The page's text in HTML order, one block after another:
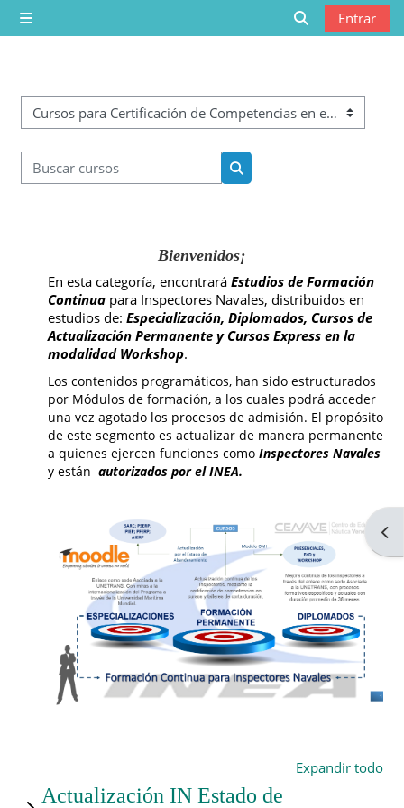
Saltar al contenido principal
Panel lateral
Selector de
Entrar
Categorías
Buscar cursos
Buscar cursos
Bienvenidos¡
En esta categoría, encontrará Estudios de Formación
Continua para Inspectores Navales, distribuidos en
estudios de: Especialización, Diplomados, Cursos de
Actualización Permanente y Cursos Express en la
modalidad Workshop.
Los contenidos programáticos, han sido estructurados
por Módulos de formación, a los cuales podrá acceder
una vez agotado los procesos de admisión. El propósito
de este segmento es actualizar de manera permanente
a quienes ejercen funciones como Inspectores Navales
y están autorizados por el INEA.
Expandir todo
Actualización IN Estado de